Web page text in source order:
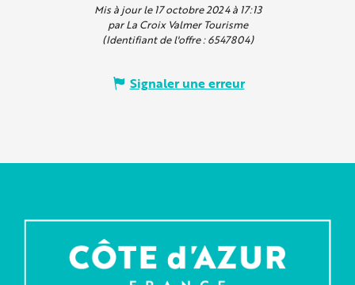
Mis à jour le 17 octobre 2024 à 17:13
par La Croix Valmer Tourisme
(Identifiant de l'offre :6547804)
Signaler une erreur